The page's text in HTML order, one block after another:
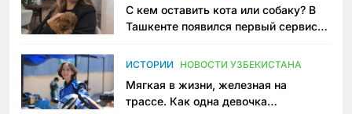
С кем оставить кота или собаку? В
Ташкенте появился первый сервис
ИСТОРИИ НОВОСТИ УЗБЕКИСТАНА
Мягкая в жизни, железная на
трассе. Как одна девочка